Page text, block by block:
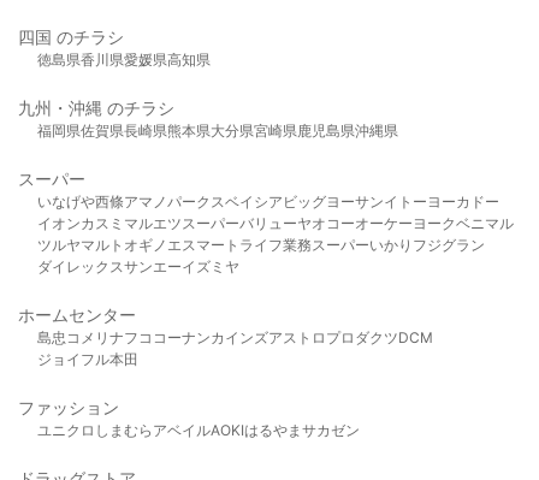
四国 のチラシ
徳島県香川県愛媛県高知県
九州・沖縄 のチラシ
福岡県佐賀県長崎県熊本県大分県宮崎県鹿児島県沖縄県
スーパー
いなげや西條アマノパークスベイシア ビッグヨーサンイトーヨーカドー
イオンカスミ マルエツスーパーバリューヤオコーオーケー ヨークベニマル
ツルヤマルト オギノ エスマート ライフ業務スーパーいかり フジグラン
ダイレックスサンエーイズミヤ
ホームセンター
島忠 コメリ ナフコ コーナンカインズアストロプロダクツDCM
ジョイフル本田
ファッション
ユニクロ しまむら アベイルAOKIはるやま サカゼン